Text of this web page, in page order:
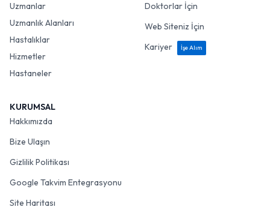
Uzmanlar
Uzmanlık Alanları
Hastalıklar
Hizmetler
Hastaneler
Doktorlar İçin
Web Siteniz İçin
Kariyer
İşe Alım
KURUMSAL
Hakkımızda
Bize Ulaşın
Gizlilik Politikası
Google Takvim Entegrasyonu
Site Haritası